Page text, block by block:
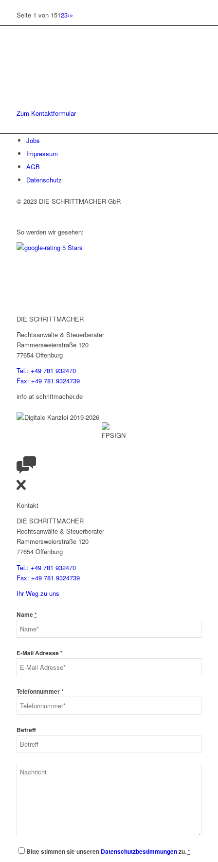
Seite 1 von 15123›»
Zum Kontaktformular
Jobs
Impressum
AGB
Datenschutz
© 2023 DIE SCHRITTMACHER GbR
So werden wir gesehen:
DIE SCHRITTMACHER
Rechtsanwälte & Steuerberater
Rammersweierstraße 120
77654 Offenburg
Tel.: +49 781 932470
Fax: +49 781 9324739
info at schrittmacher.de
Kontakt
DIE SCHRITTMACHER
Rechtsanwälte & Steuerberater
Rammersweierstraße 120
77654 Offenburg
Tel.: +49 781 932470
Fax: +49 781 9324739
Ihr Weg zu uns
Name*
E-Mail Adresse*
Telefonnummer*
Betreff
Bitte stimmen sie unseren Datenschutzbestimmungenzu.*